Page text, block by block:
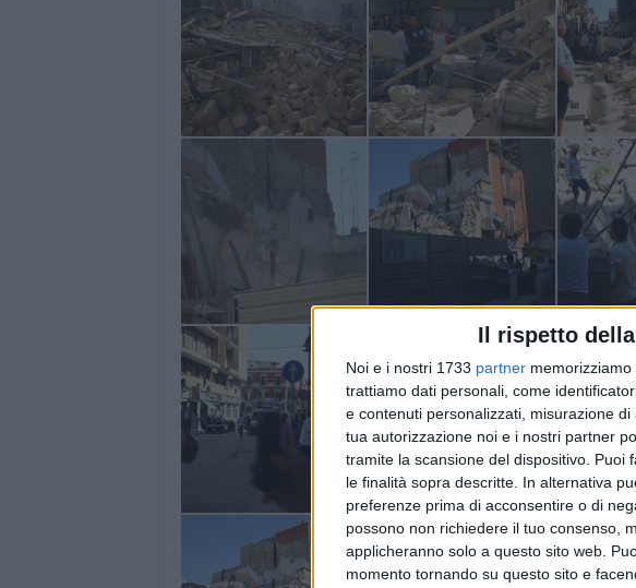
Il rispetto
Noi e i nostri 1733 partner
trattiamo dati personali, come
e contenuti personalizzati, misurazione
tua autorizzazione noi e i nostri partner
tramite la scansione del dispositivo.
le finalità sopra descritte. In alternativa
preferenze prima di acconsentire o di
possono non richiedere il tuo consenso,
applicheranno solo a questo sito web.
momento tornando su questo sito e